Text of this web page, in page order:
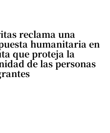
reclama una
humanitaria en
que proteja la
de las personas